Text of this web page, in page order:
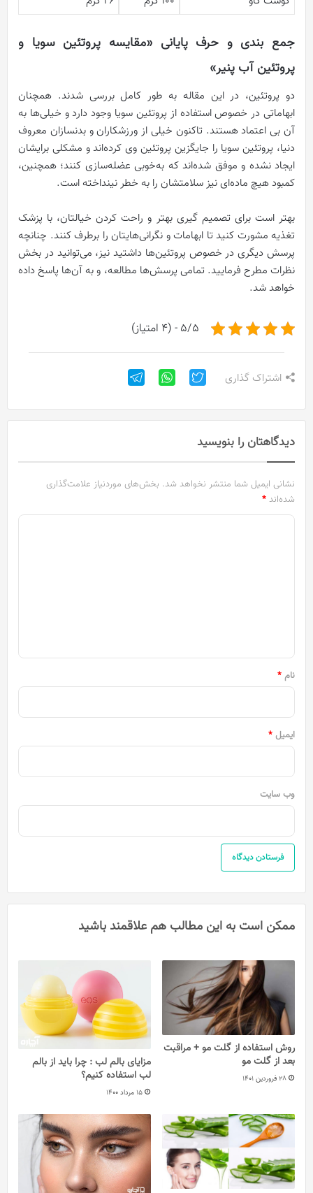
جمع بندی و حرف پایانی «مقایسه پروتئین سویا و
پروتئین آب پنیر»
دو پروتئین، در این مقاله به طور کامل بررسی شدند. همچنان
ابهاماتی در خصوص استفاده از پروتئین سویا وجود دارد و خیلی‌ها به
آن بی اعتماد هستند. تاکنون خیلی از ورزشکاران و بدنسازان معروف
دنیا، پروتئین سویا را جایگزین پروتئین وی کرده‌اند و مشکلی برایشان
ایجاد نشده و موفق شده‌اند که به‌خوبی عضله‌سازی کنند؛ همچنین،
کمبود هیچ ماده‌ای نیز سلامتشان را به خطر نینداخته است.
بهتر است برای تصمیم گیری بهتر و راحت کردن خیالتان، با پزشک
تغذیه مشورت کنید تا ابهامات و نگرانی‌هایتان را برطرف کنند. چنانچه
پرسش دیگری در خصوص پروتئین‌ها داشتید نیز، می‌توانید در بخش
نظرات مطرح فرمایید. تمامی پرسش‌ها مطالعه، و به آن‌ها پاسخ داده
خواهد شد.
5/5 - (4 امتیاز)
اشتراک گذاری
دیدگاهتان را بنویسید
نشانی ایمیل شما منتشر نخواهد شد. بخش‌های موردنیاز علامت‌گذاری
شده‌اند *
نام *
ایمیل *
وب‌ سایت
ممکن است به این مطالب هم علاقمند باشید
روش استفاده از گلت مو + مراقبت
بعد از گلت مو
28 فروردین 1401
مزایای بالم لب : چرا باید از بالم
لب استفاده کنیم؟
15 مرداد 1400